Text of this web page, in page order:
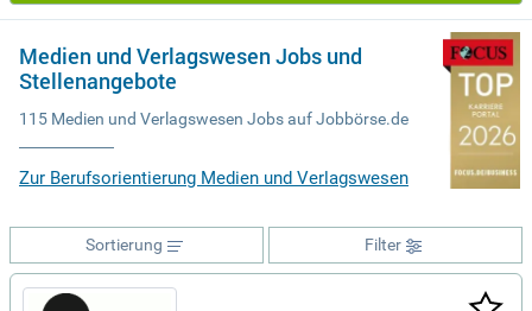
Medien und Verlagswesen Jobs und
Stellenangebote
115 Medien und Verlagswesen Jobs auf Jobbörse.de
Zur Berufsorientierung Medien und Verlagswesen
Filter
Sortierung